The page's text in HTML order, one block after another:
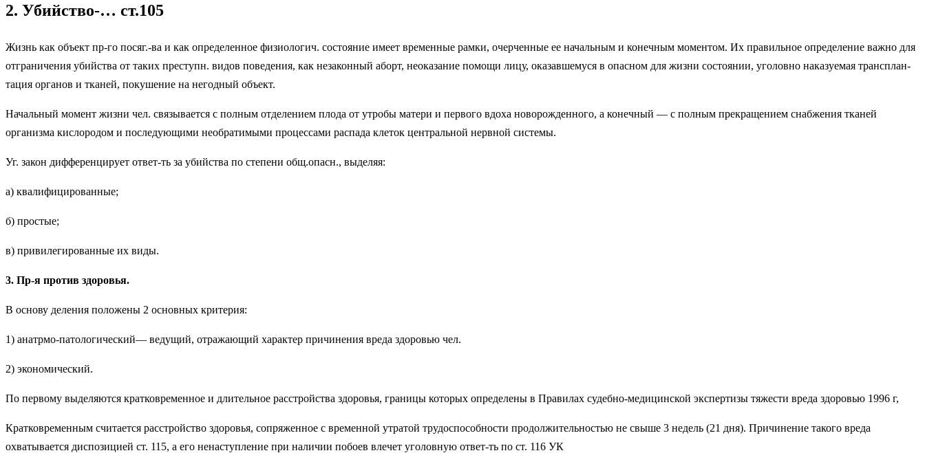
2. Убийство-… ст.105
Жизнь как объект пр-го посяг.-ва и как определенное физиологи­ч. состояние имеет временные рам­ки, очерченные ее начальным и конечным моментом. Их правильное определение важно для
отграничения убийства от та­ких преступн. видов поведения, как не­законный аборт, неоказание помощи лицу, оказавшемуся в опасном для жизни со­стоянии, уголовно наказуемая трансплан­
тация органов и тканей, покушение на негодный объект.
Начальный момент жизни чел. свя­зывается с полным отделением плода от утробы матери и первого вдоха новорож­денного, а конечный — с полным прекра­щением снабжения тканей
организма кис­лородом и последующими необратимыми процессами распада клеток центральной нервной системы.
Уг. закон дифференцирует от­вет-ть за убийства по степени общ.опасн., выделяя:
а) ква­лифицированные;
б) простые;
в) привиле­гированные их виды.
3. Пр-я против здоровья.
В основу деления положе­ны 2 основных критерия:
1) анатрмо-патологический— ведущий, отражающий характер причинения вреда здоровью чел.
2) экономический.
По первому выделяются кратковременное и длительное расстрой­ства здоровья, границы которых опреде­лены в Правилах судебно-медицинской эк­спертизы тяжести вреда здоровью 1996 г,
Кратковременным считается расстройст­во здоровья, сопряженное с временной утратой трудоспособности продолжитель­ностью не свыше 3 недель (21 дня). Причинение такого вреда
охватывается диспозицией ст. 115, а его ненаступление при наличии побоев влечет уголовную ответ-ть по ст. 116 УК